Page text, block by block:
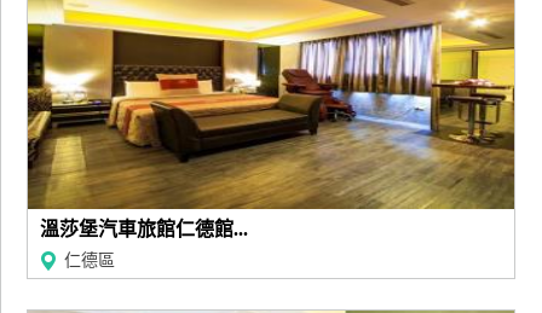
溫莎堡汽車旅館仁德館...
仁德區